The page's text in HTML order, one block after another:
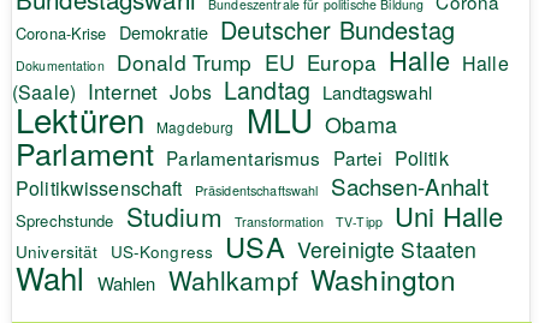
Bundeszentrale für politische Bildung
Corona-Krise Demokratie Deutscher Bundestag
Dokumentation Donald Trump EU Europa Halle Halle
(Saale) Internet Jobs Landtag Landtagswahl
Lektüren Magdeburg MLU Obama
Parlament Parlamentarismus Partei Politik
Politikwissenschaft Präsidentschaftswahl Sachsen-Anhalt
Sprechstunde Studium Transformation TV-Tipp Uni Halle
Universität US-Kongress USA Vereinigte Staaten
Wahl Wahlen Wahlkampf Washington